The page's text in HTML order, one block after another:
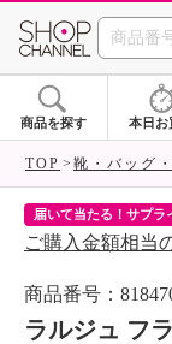
商品を探す 本日お
TOP 靴・バッグ
届いて当たる！サプ
ご購入金額相当
商品番号：
ラルジュ フ